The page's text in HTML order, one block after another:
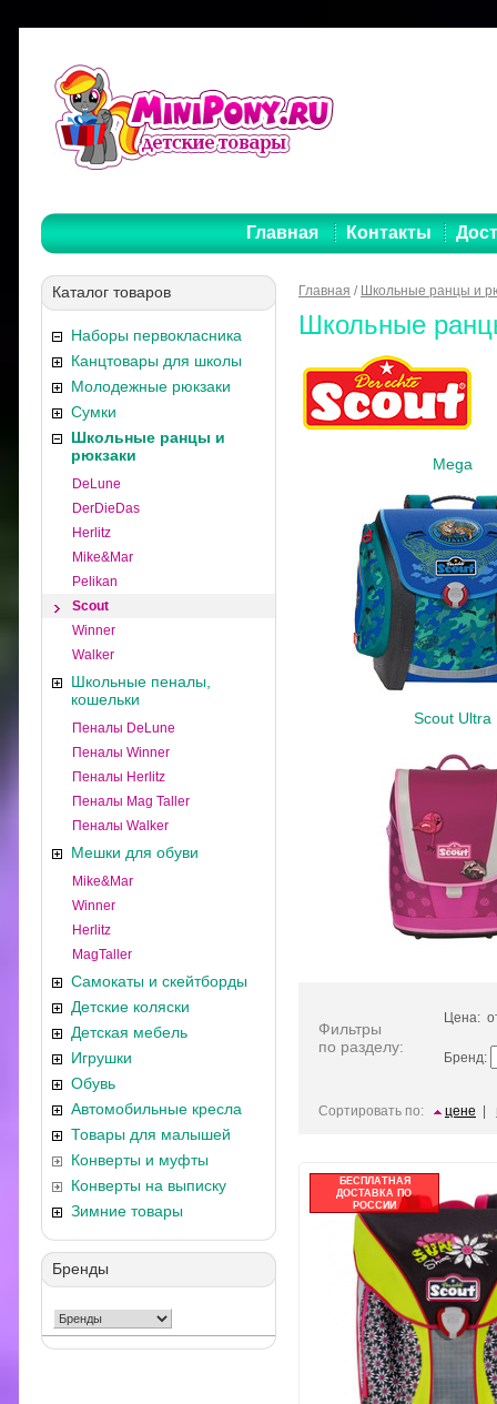
Главная Контакты
Каталог товаров
Наборы первокласника
Канцтовары для школы
Молодежные рюкзаки
Сумки
Школьные ранцы и
рюкзаки
DeLune
DerDieDas
Herlitz
Mike&Mar
Pelikan
Scout
Winner
Walker
Школьные пеналы,
кошельки
Пеналы DeLune
Пеналы Winner
Пеналы Herlitz
Пеналы Mag Taller
Пеналы Walker
Мешки для обуви
Mike&Mar
Winner
Herlitz
MagTaller
Самокаты и скейтборды
Детские коляски
Детская мебель
Игрушки
Обувь
Автомобильные кресла
Товары для малышей
Конверты и муфты
Конверты на выписку
Зимние товары
Бренды
Главная / Школьные ранцы и
Школьные
Mega
Scout Ultra
Фильтры
по разделу:
Цена:
Бренд:
Сортировать по: цене
БЕСПЛАТНАЯ
ДОСТАВКА ПО
РОССИИ